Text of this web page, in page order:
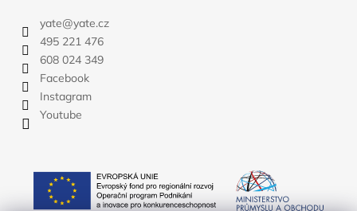
yate@yate.cz
495 221 476
608 024 349
Facebook
Instagram
Youtube